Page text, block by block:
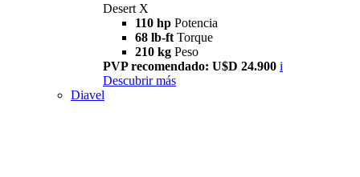
Desert X
110 hp Potencia
68 lb-ft Torque
210 kg Peso
PVP recomendado: U$D 24.900 i
Descubrir más
Diavel